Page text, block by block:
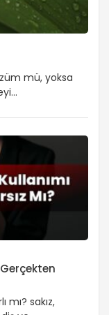
mü, yoksa
bakımı çoğu
ve ağızdaki
örtebilir ya da
ağız
da
mı? sakız,